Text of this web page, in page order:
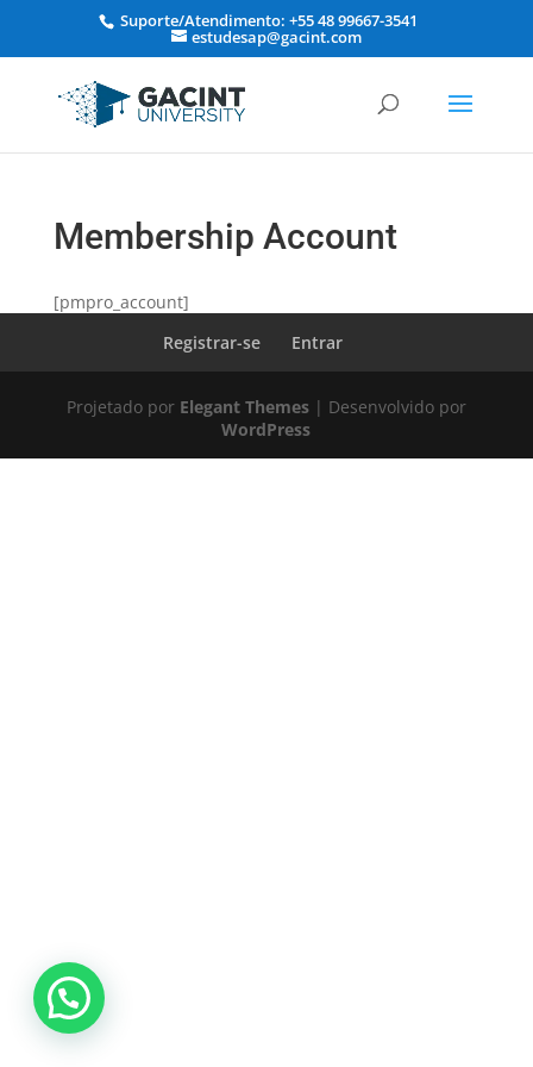
Suporte/Atendimento: +55 48 99667-3541
estudesap@gacint.com
Membership Account
[pmpro_account]
Registrar-se
Entrar
Projetado por Elegant Themes| Desenvolvido por
WordPress